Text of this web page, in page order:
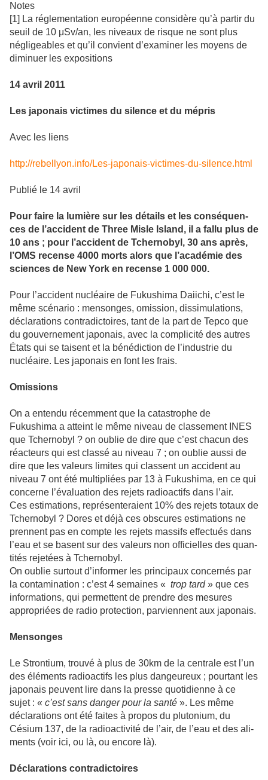
Notes
[1] La réglementation européenne considère qu’à partir du
seuil de 10 μSv/an, les niveaux de risque ne sont plus
négligeables et qu’il convient d’examiner les moyens de
diminuer les expositions
14 avril 2011
Les japonais victimes du silence et du mépris
Avec les liens
http://rebellyon.info/Les-japonais-victimes-du-silence.html
Publié le 14 avril
Pour faire la lumière sur les détails et les consé­quen­
ces de l’acci­dent de Three Misle Island, il a fallu plus de
10 ans ; pour l’acci­dent de Tchernobyl, 30 ans après,
l’OMS recense 4000 morts alors que l’aca­dé­mie des
scien­ces de New York en recense 1 000 000.
Pour l’acci­dent nucléaire de Fukushima Daiichi, c’est le
même scé­na­rio : men­son­ges, omis­sion, dis­si­mu­la­tions,
décla­ra­tions contra­dic­toi­res, tant de la part de Tepco que
du gou­ver­ne­ment japo­nais, avec la com­pli­cité des autres
États qui se tai­sent et la béné­dic­tion de l’indus­trie du
nucléaire. Les japo­nais en font les frais.
Omissions
On a entendu récem­ment que la catas­tro­phe de
Fukushima a atteint le même niveau de clas­se­ment INES
que Tchernobyl ? on oublie de dire que c’est chacun des
réac­teurs qui est classé au niveau 7 ; on oublie aussi de
dire que les valeurs limi­tes qui clas­sent un acci­dent au
niveau 7 ont été mul­ti­pliées par 13 à Fukushima, en ce qui
concerne l’évaluation des rejets radio­ac­tifs dans l’air.
Ces esti­ma­tions, repré­sen­te­raient 10% des rejets totaux de
Tchernobyl ? Dores et déjà ces obs­cu­res esti­ma­tions ne
pren­nent pas en compte les rejets mas­sifs effec­tués dans
l’eau et se basent sur des valeurs non offi­ciel­les des quan­
ti­tés reje­tées à Tchernobyl.
On oublie sur­tout d’infor­mer les prin­ci­paux concer­nés par
la conta­mi­na­tion : c’est 4 semai­nes « trop tard» que ces
infor­ma­tions, qui per­met­tent de pren­dre des mesu­res
appro­priées de radio pro­tec­tion, par­vien­nent aux japo­nais.
Mensonges
Le Strontium, trouvé à plus de 30km de la cen­trale est l’un
des éléments radio­ac­tifs les plus dan­geu­reux ; pour­tant les
japo­nais peu­vent lire dans la presse quo­ti­dienne à ce
sujet : « c’est sans danger pour la santé ». Les même
décla­ra­tions ont été faites à propos du plu­to­nium, du
Césium 137, de la radio­ac­ti­vité de l’air, de l’eau et des ali­
ments (voir ici, ou là, ou encore là).
Déclarations contradictoires